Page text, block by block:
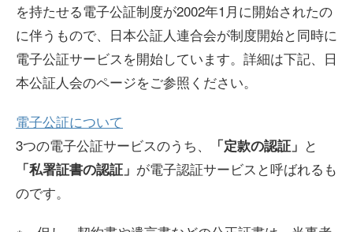
を持たせる電子公証制度が2002年1月に開始されたの
に伴うもので、日本公証人連合会が制度開始と同時に
電子公証サービスを開始しています。詳細は下記、日
本公証人会のページをご参照ください。
電子公証について
3つの電子公証サービスのうち、
「定款の認証」 と
「私署証書の認証」 が電子認証サービスと呼ばれるも
のです。